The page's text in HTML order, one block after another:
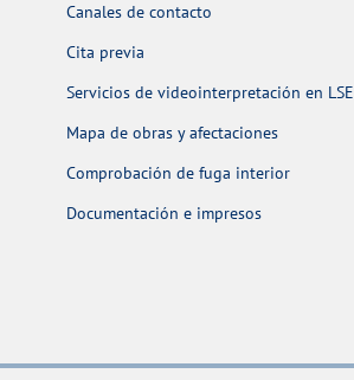
Canales de contacto
Cita previa
Servicios de videointerpretación en LSE
Mapa de obras y afectaciones
Comprobación de fuga interior
Documentación e impresos